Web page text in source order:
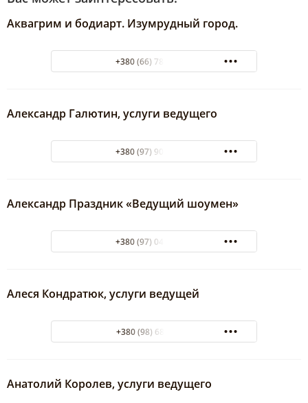
Аквагрим и бодиарт. Изумрудный город.
+380 (66) 784-29-92
Александр Галютин, услуги ведущего
+380 (97) 905-94-74
Александр Праздник «Ведущий шоумен»
+380 (97) 046-44-44
Алеся Кондратюк, услуги ведущей
+380 (98) 680 81 20
Анатолий Королев, услуги ведущего